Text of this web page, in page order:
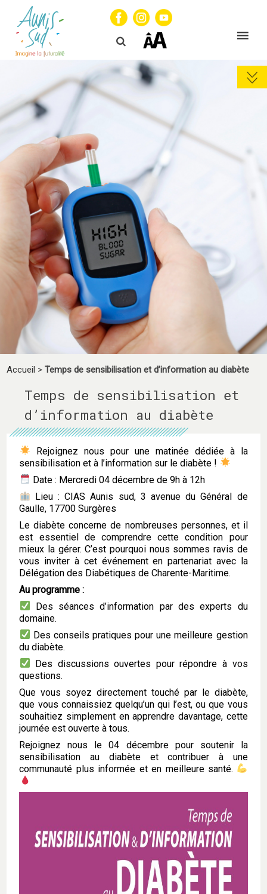
Accueil >Temps de sensibilisation et d’information au diabète
Temps de sensibilisation et
d’information au diabète
Rejoignez nous pour une matinée dédiée à la
sensibilisation et à l’information sur le diabète !
Date : Mercredi 04 décembre de 9h à 12h
Lieu : CIAS Aunis sud, 3 avenue du Général de
Gaulle, 17700 Surgères
Le diabète concerne de nombreuses personnes, et il
est essentiel de comprendre cette condition pour
mieux la gérer. C’est pourquoi nous sommes ravis de
vous inviter à cet événement en partenariat avec la
Délégation des Diabétiques de Charente-Maritime.
Au programme :
Des séances d’information par des experts du
domaine.
Des conseils pratiques pour une meilleure gestion
du diabète.
Des discussions ouvertes pour répondre à vos
questions.
Que vous soyez directement touché par le diabète,
que vous connaissiez quelqu’un qui l’est, ou que vous
souhaitiez simplement en apprendre davantage, cette
journée est ouverte à tous.
Rejoignez nous le 04 décembre pour soutenir la
sensibilisation au diabète et contribuer à une
communauté plus informée et en meilleure santé.